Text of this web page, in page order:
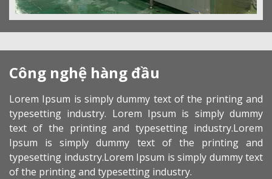
Công nghệ hàng đầu
Lorem Ipsum is simply dummy text of the printing and
typesetting industry. Lorem Ipsum is simply dummy
text of the printing and typesetting industry.Lorem
Ipsum is simply dummy text of the printing and
typesetting industry.Lorem Ipsum is simply dummy text
of the printing and typesetting industry.